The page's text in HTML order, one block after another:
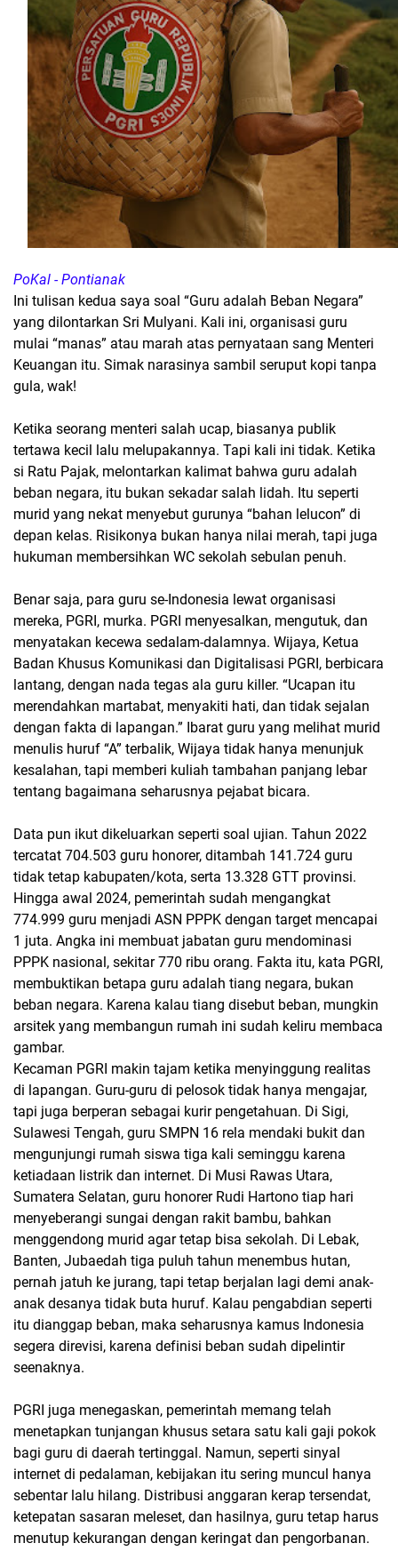
PoKal - Pontianak
Ini tulisan kedua saya soal “Guru adalah Beban Negara”
yang dilontarkan Sri Mulyani. Kali ini, organisasi guru
mulai “manas” atau marah atas pernyataan sang Menteri
Keuangan itu. Simak narasinya sambil seruput kopi tanpa
gula, wak!
Ketika seorang menteri salah ucap, biasanya publik
tertawa kecil lalu melupakannya. Tapi kali ini tidak. Ketika
si Ratu Pajak, melontarkan kalimat bahwa guru adalah
beban negara, itu bukan sekadar salah lidah. Itu seperti
murid yang nekat menyebut gurunya “bahan lelucon” di
depan kelas. Risikonya bukan hanya nilai merah, tapi juga
hukuman membersihkan WC sekolah sebulan penuh.
Benar saja, para guru se-Indonesia lewat organisasi
mereka, PGRI, murka. PGRI menyesalkan, mengutuk, dan
menyatakan kecewa sedalam-dalamnya. Wijaya, Ketua
Badan Khusus Komunikasi dan Digitalisasi PGRI, berbicara
lantang, dengan nada tegas ala guru killer. “Ucapan itu
merendahkan martabat, menyakiti hati, dan tidak sejalan
dengan fakta di lapangan.” Ibarat guru yang melihat murid
menulis huruf “A” terbalik, Wijaya tidak hanya menunjuk
kesalahan, tapi memberi kuliah tambahan panjang lebar
tentang bagaimana seharusnya pejabat bicara.
Data pun ikut dikeluarkan seperti soal ujian. Tahun 2022
tercatat 704.503 guru honorer, ditambah 141.724 guru
tidak tetap kabupaten/kota, serta 13.328 GTT provinsi.
Hingga awal 2024, pemerintah sudah mengangkat
774.999 guru menjadi ASN PPPK dengan target mencapai
1 juta. Angka ini membuat jabatan guru mendominasi
PPPK nasional, sekitar 770 ribu orang. Fakta itu, kata PGRI,
membuktikan betapa guru adalah tiang negara, bukan
beban negara. Karena kalau tiang disebut beban, mungkin
arsitek yang membangun rumah ini sudah keliru membaca
gambar.
Kecaman PGRI makin tajam ketika menyinggung realitas
di lapangan. Guru-guru di pelosok tidak hanya mengajar,
tapi juga berperan sebagai kurir pengetahuan. Di Sigi,
Sulawesi Tengah, guru SMPN 16 rela mendaki bukit dan
mengunjungi rumah siswa tiga kali seminggu karena
ketiadaan listrik dan internet. Di Musi Rawas Utara,
Sumatera Selatan, guru honorer Rudi Hartono tiap hari
menyeberangi sungai dengan rakit bambu, bahkan
menggendong murid agar tetap bisa sekolah. Di Lebak,
Banten, Jubaedah tiga puluh tahun menembus hutan,
pernah jatuh ke jurang, tapi tetap berjalan lagi demi anak-
anak desanya tidak buta huruf. Kalau pengabdian seperti
itu dianggap beban, maka seharusnya kamus Indonesia
segera direvisi, karena definisi beban sudah dipelintir
seenaknya.
PGRI juga menegaskan, pemerintah memang telah
menetapkan tunjangan khusus setara satu kali gaji pokok
bagi guru di daerah tertinggal. Namun, seperti sinyal
internet di pedalaman, kebijakan itu sering muncul hanya
sebentar lalu hilang. Distribusi anggaran kerap tersendat,
ketepatan sasaran meleset, dan hasilnya, guru tetap harus
menutup kekurangan dengan keringat dan pengorbanan.